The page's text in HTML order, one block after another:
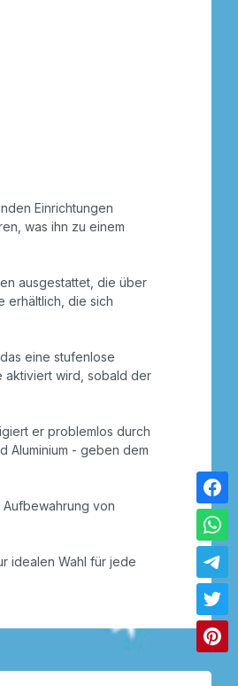
Einrichtungen
was ihn zu einem
ausgestattet, die über
erhältlich, die sich
eine stufenlose
aktiviert wird, sobald der
er problemlos durch
Aluminium - geben dem
von
idealen Wahl für jede